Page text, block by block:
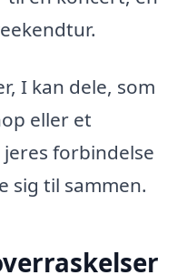
I kan dele, som
eller et
forbindelse
sig til sammen.